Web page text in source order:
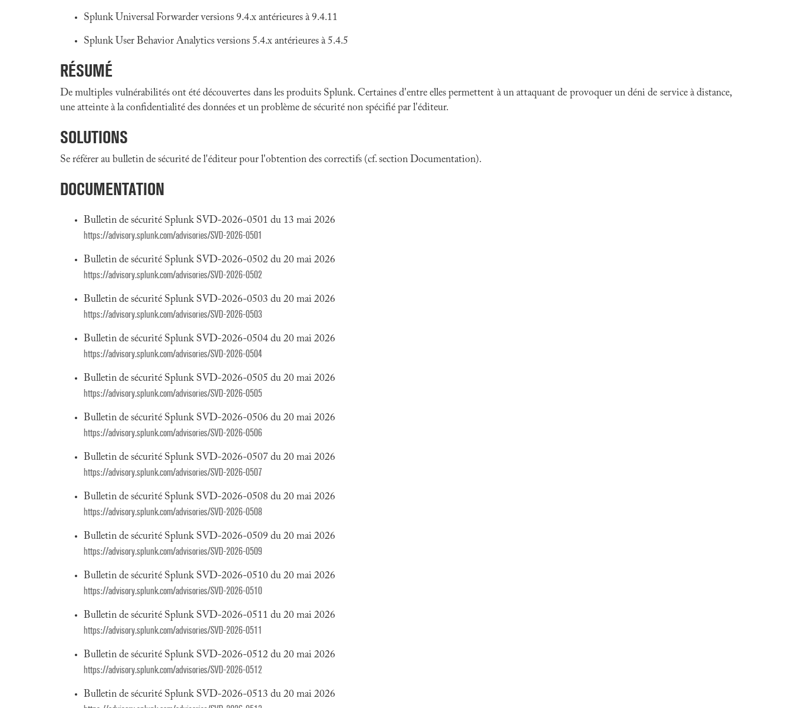
Splunk Universal Forwarder versions 9.4.x antérieures à 9.4.11
Splunk User Behavior Analytics versions 5.4.x antérieures à 5.4.5
RÉSUMÉ
De multiples vulnérabilités ont été découvertes dans les produits Splunk. Certaines d'entre elles permettent à un attaquant de provoquer un déni de service à distance,
une atteinte à la confidentialité des données et un problème de sécurité non spécifié par l'éditeur.
SOLUTIONS
Se référer au bulletin de sécurité de l'éditeur pour l'obtention des correctifs (cf. section Documentation).
DOCUMENTATION
Bulletin de sécurité Splunk SVD-2026-0501 du 13 mai 2026
https://advisory.splunk.com/advisories/SVD-2026-0501
Bulletin de sécurité Splunk SVD-2026-0502 du 20 mai 2026
https://advisory.splunk.com/advisories/SVD-2026-0502
Bulletin de sécurité Splunk SVD-2026-0503 du 20 mai 2026
https://advisory.splunk.com/advisories/SVD-2026-0503
Bulletin de sécurité Splunk SVD-2026-0504 du 20 mai 2026
https://advisory.splunk.com/advisories/SVD-2026-0504
Bulletin de sécurité Splunk SVD-2026-0505 du 20 mai 2026
https://advisory.splunk.com/advisories/SVD-2026-0505
Bulletin de sécurité Splunk SVD-2026-0506 du 20 mai 2026
https://advisory.splunk.com/advisories/SVD-2026-0506
Bulletin de sécurité Splunk SVD-2026-0507 du 20 mai 2026
https://advisory.splunk.com/advisories/SVD-2026-0507
Bulletin de sécurité Splunk SVD-2026-0508 du 20 mai 2026
https://advisory.splunk.com/advisories/SVD-2026-0508
Bulletin de sécurité Splunk SVD-2026-0509 du 20 mai 2026
https://advisory.splunk.com/advisories/SVD-2026-0509
Bulletin de sécurité Splunk SVD-2026-0510 du 20 mai 2026
https://advisory.splunk.com/advisories/SVD-2026-0510
Bulletin de sécurité Splunk SVD-2026-0511 du 20 mai 2026
https://advisory.splunk.com/advisories/SVD-2026-0511
Bulletin de sécurité Splunk SVD-2026-0512 du 20 mai 2026
https://advisory.splunk.com/advisories/SVD-2026-0512
Bulletin de sécurité Splunk SVD-2026-0513 du 20 mai 2026